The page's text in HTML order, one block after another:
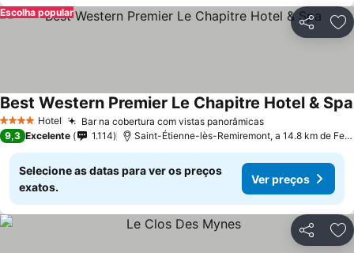
Partilhar
Escolha popular
4 EstrelasHotel Bar na cobertura com vistas panorâmicas
Best Western Premier Le Chapitre Hotel & Spa
9,3 Excelente 1.114 Saint-Étienne-lès-Remiremont, a 14.8 km de Ferdrupt
Selecione as datas para ver os preços
exatos.
Ver preços
Partilhar